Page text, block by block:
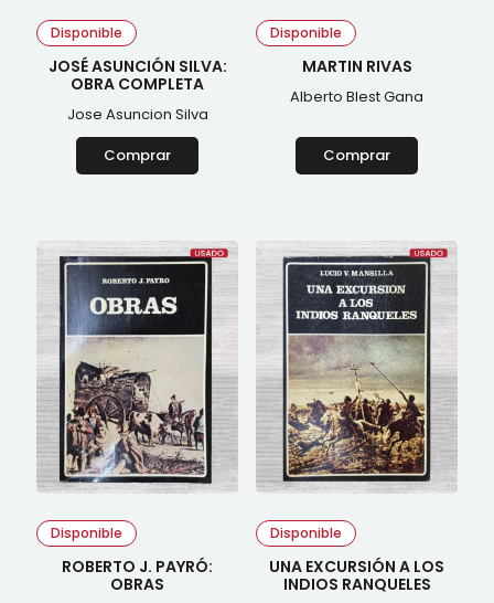
Disponible
JOSÉ ASUNCIÓN SILVA:
OBRA COMPLETA
Jose Asuncion Silva
Comprar
Disponible
MARTIN RIVAS
Alberto Blest Gana
Comprar
Disponible
ROBERTO J. PAYRÓ:
OBRAS
Disponible
UNA EXCURSIÓN A LOS
INDIOS RANQUELES